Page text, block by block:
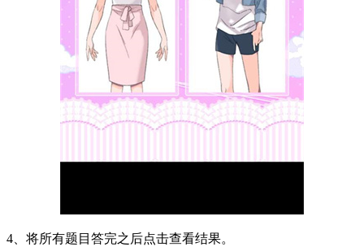
4、将所有题目答完之后点击查看结果。